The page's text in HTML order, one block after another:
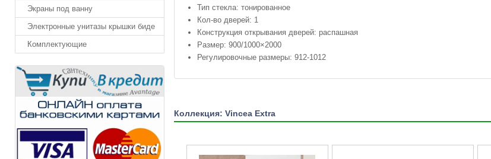
Экраны под ванну
Электронные унитазы крышки биде
Комплектующие
Тип стекла: тонированное
Кол-во дверей: 1
Конструкция открывания дверей: распашная
Размер: 900/1000×2000
Регулировочные размеры: 912-1012
Коллекция: Vincea Extra